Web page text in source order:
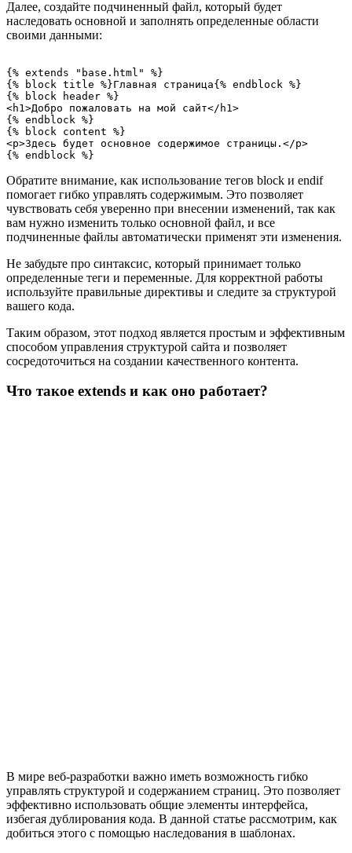
Далее, создайте подчиненный файл, который будет
наследовать основной и заполнять определенные области
своими данными:
{% extends "base.html" %}
{% block title %}Главная страница{% endblock %}
{% block header %}
<h1>Добро пожаловать на мой сайт</h1>
{% endblock %}
{% block content %}
<p>Здесь будет основное содержимое страницы.</p>
Обратите внимание, как использование тегов block и endif
помогает гибко управлять содержимым. Это позволяет
чувствовать себя уверенно при внесении изменений, так как
вам нужно изменить только основной файл, и все
подчиненные файлы автоматически применят эти изменения.
Не забудьте про синтаксис, который принимает только
определенные теги и переменные. Для корректной работы
используйте правильные директивы и следите за структурой
вашего кода.
Таким образом, этот подход является простым и эффективным
способом управления структурой сайта и позволяет
сосредоточиться на создании качественного контента.
Что такое extends и как оно работает?
В мире веб-разработки важно иметь возможность гибко
управлять структурой и содержанием страниц. Это позволяет
эффективно использовать общие элементы интерфейса,
избегая дублирования кода. В данной статье рассмотрим, как
добиться этого с помощью наследования в шаблонах.